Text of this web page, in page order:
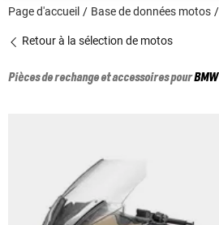
Page d'accueil Base de données motos
Retour à la sélection de motos
Pièces de rechange et accessoires pourBMW